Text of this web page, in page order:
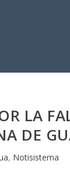
LA
DE
, Notisistema